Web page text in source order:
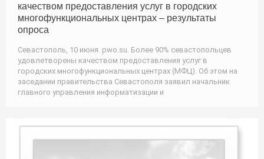
качеством предоставления услуг в городских
многофункциональных центрах – результаты
опроса
Севастополь, 10 июня. pwo.su. Более 90% севастопольцев
удовлетворены качеством предоставления услуг в
городских многофункциональных центрах (МФЦ). Об этом на
заседании правительства Севастополя заявил начальник
главного управления информатизации и